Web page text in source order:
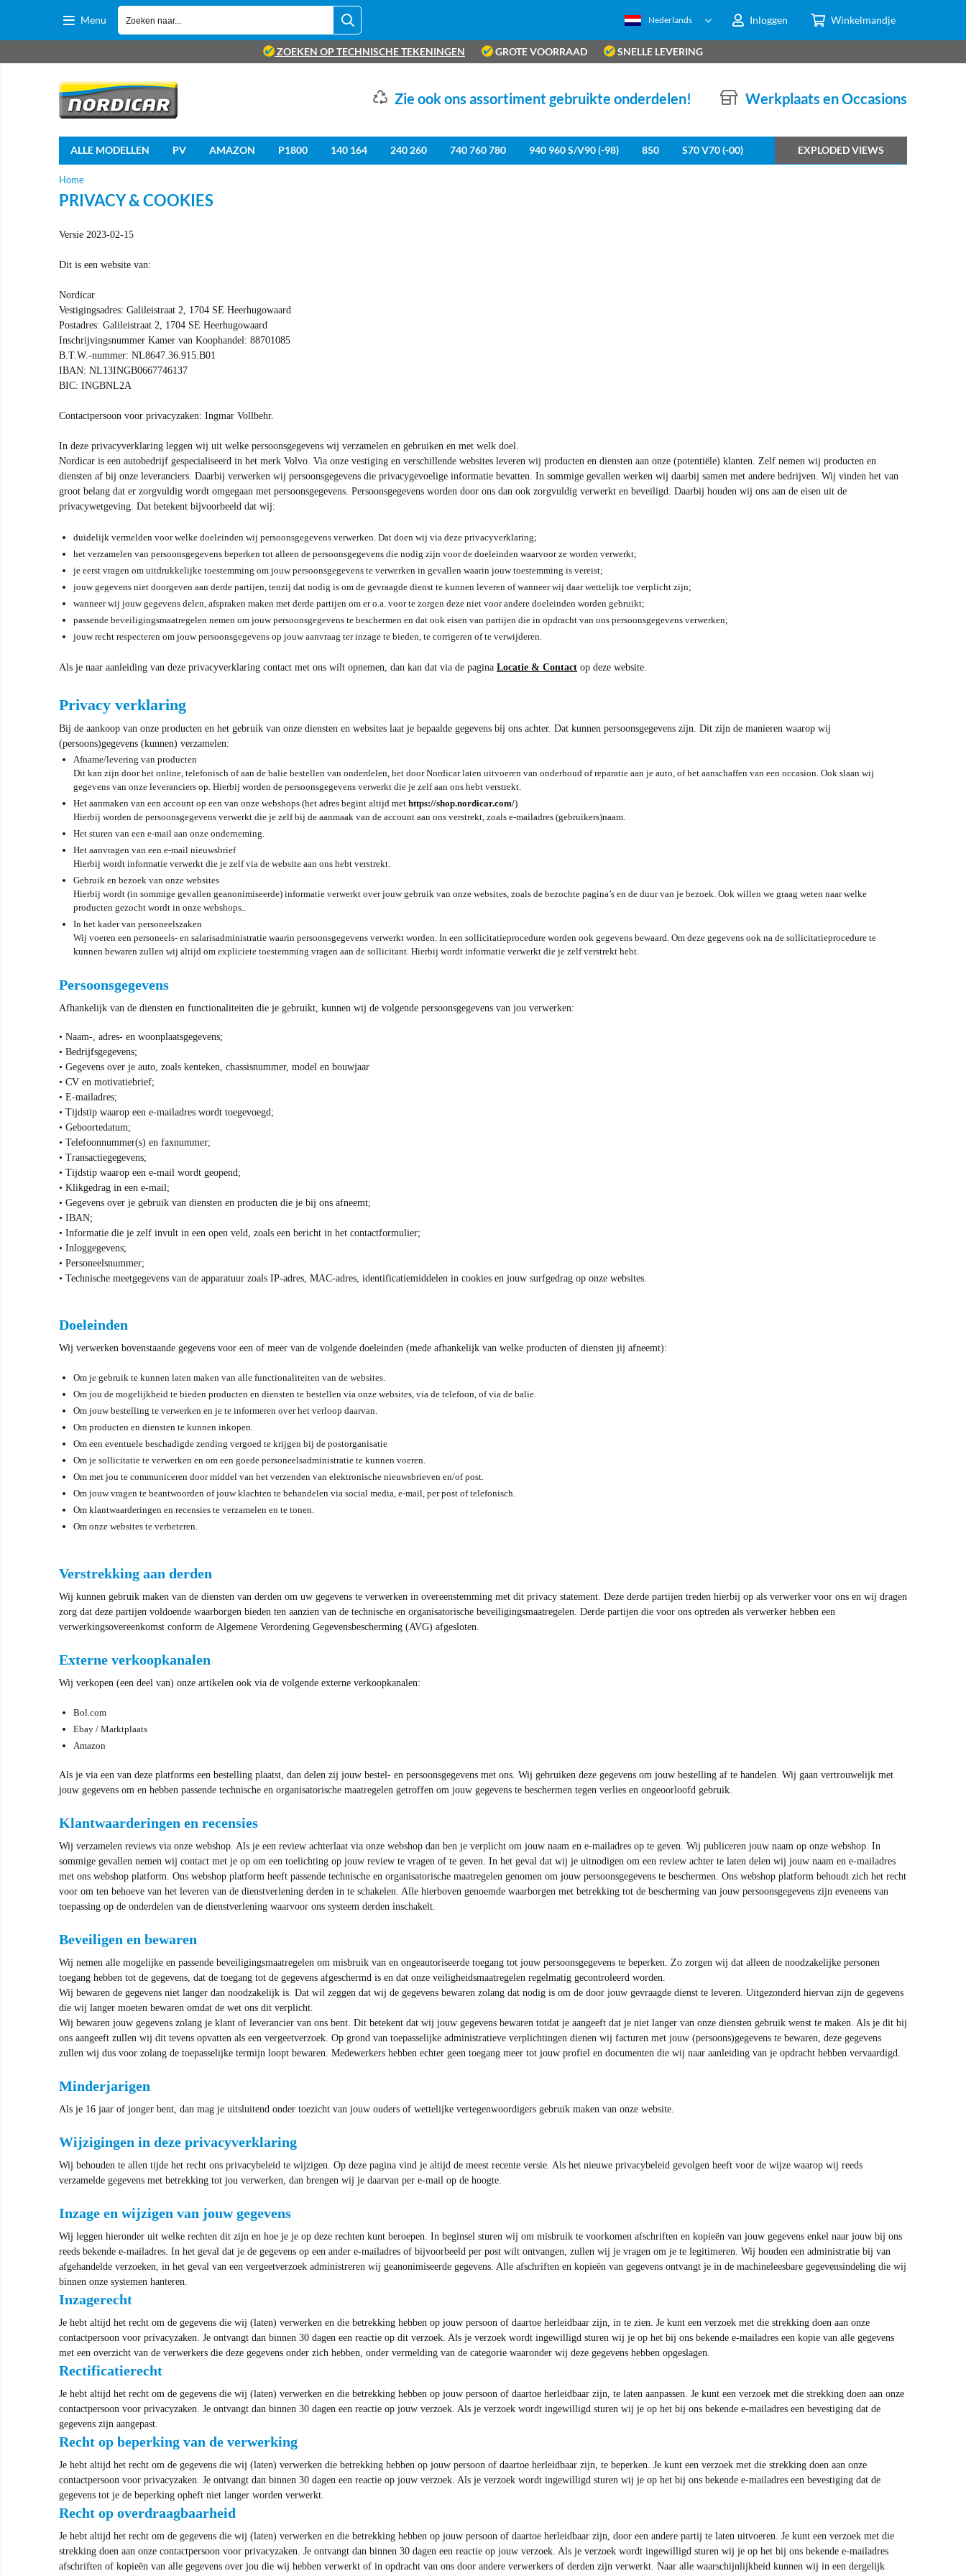
Menu Inloggen Winkelmandje
Nederlands
ZOEKEN OP TECHNISCHE TEKENINGEN GROTE VOORRAAD SNELLE LEVERING
Werkplaats en Occasions
Zie ook ons assortiment gebruikte onderdelen!
ALLE MODELLEN PV AMAZON P1800 140 164 240 260 740 760 780 940 960 S/V90 (-98) 850 S70 V70 (-00) EXPLODED VIEWS
Home
PRIVACY & COOKIES
Versie 2023-02-15
Dit is een website van:
Nordicar
Vestigingsadres: Galileistraat 2, 1704 SE Heerhugowaard
Postadres: Galileistraat 2, 1704 SE Heerhugowaard
Inschrijvingsnummer Kamer van Koophandel: 88701085
B.T.W.-nummer: NL8647.36.915.B01
IBAN: NL13INGB0667746137
BIC: INGBNL2A
Contactpersoon voor privacyzaken: Ingmar Vollbehr.
In deze privacyverklaring leggen wij uit welke persoonsgegevens wij verzamelen en gebruiken en met welk doel.
Nordicar is een autobedrijf gespecialiseerd in het merk Volvo. Via onze vestiging en verschillende websites leveren wij producten en diensten aan onze (potentiële) klanten. Zelf nemen wij producten en
diensten af bij onze leveranciers. Daarbij verwerken wij persoonsgegevens die privacygevoelige informatie bevatten. In sommige gevallen werken wij daarbij samen met andere bedrijven. Wij vinden het van
groot belang dat er zorgvuldig wordt omgegaan met persoonsgegevens. Persoonsgegevens worden door ons dan ook zorgvuldig verwerkt en beveiligd. Daarbij houden wij ons aan de eisen uit de
privacywetgeving. Dat betekent bijvoorbeeld dat wij:
duidelijk vermelden voor welke doeleinden wij persoonsgegevens verwerken. Dat doen wij via deze privacyverklaring;
het verzamelen van persoonsgegevens beperken tot alleen de persoonsgegevens die nodig zijn voor de doeleinden waarvoor ze worden verwerkt;
je eerst vragen om uitdrukkelijke toestemming om jouw persoonsgegevens te verwerken in gevallen waarin jouw toestemming is vereist;
jouw gegevens niet doorgeven aan derde partijen, tenzij dat nodig is om de gevraagde dienst te kunnen leveren of wanneer wij daar wettelijk toe verplicht zijn;
wanneer wij jouw gegevens delen, afspraken maken met derde partijen om er o.a. voor te zorgen deze niet voor andere doeleinden worden gebruikt;
passende beveiligingsmaatregelen nemen om jouw persoonsgegevens te beschermen en dat ook eisen van partijen die in opdracht van ons persoonsgegevens verwerken;
jouw recht respecteren om jouw persoonsgegevens op jouw aanvraag ter inzage te bieden, te corrigeren of te verwijderen.
Als je naar aanleiding van deze privacyverklaring contact met ons wilt opnemen, dan kan dat via de pagina Locatie & Contact op deze website.
Privacy verklaring
Bij de aankoop van onze producten en het gebruik van onze diensten en websites laat je bepaalde gegevens bij ons achter. Dat kunnen persoonsgegevens zijn. Dit zijn de manieren waarop wij
(persoons)gegevens (kunnen) verzamelen:
Afname/levering van producten
Dit kan zijn door het online, telefonisch of aan de balie bestellen van onderdelen, het door Nordicar laten uitvoeren van onderhoud of reparatie aan je auto, of het aanschaffen van een occasion. Ook slaan wij
gegevens van onze leveranciers op. Hierbij worden de persoonsgegevens verwerkt die je zelf aan ons hebt verstrekt.
Het aanmaken van een account op een van onze webshops (het adres begint altijd met https://shop.nordicar.com/)
Hierbij worden de persoonsgegevens verwerkt die je zelf bij de aanmaak van de account aan ons verstrekt, zoals e-mailadres (gebruikers)naam.
Het sturen van een e-mail aan onze onderneming.
Het aanvragen van een e-mail nieuwsbrief
Hierbij wordt informatie verwerkt die je zelf via de website aan ons hebt verstrekt.
Gebruik en bezoek van onze websites
Hierbij wordt (in sommige gevallen geanonimiseerde) informatie verwerkt over jouw gebruik van onze websites, zoals de bezochte pagina’s en de duur van je bezoek. Ook willen we graag weten naar welke
producten gezocht wordt in onze webshops..
In het kader van personeelszaken
Wij voeren een personeels- en salarisadministratie waarin persoonsgegevens verwerkt worden. In een sollicitatieprocedure worden ook gegevens bewaard. Om deze gegevens ook na de sollicitatieprocedure te
kunnen bewaren zullen wij altijd om expliciete toestemming vragen aan de sollicitant. Hierbij wordt informatie verwerkt die je zelf verstrekt hebt.
Persoonsgegevens
Afhankelijk van de diensten en functionaliteiten die je gebruikt, kunnen wij de volgende persoonsgegevens van jou verwerken:
• Naam-, adres- en woonplaatsgegevens;
• Bedrijfsgegevens;
• Gegevens over je auto, zoals kenteken, chassisnummer, model en bouwjaar
• CV en motivatiebrief;
• E-mailadres;
• Tijdstip waarop een e-mailadres wordt toegevoegd;
• Geboortedatum;
• Telefoonnummer(s) en faxnummer;
• Transactiegegevens;
• Tijdstip waarop een e-mail wordt geopend;
• Klikgedrag in een e-mail;
• Gegevens over je gebruik van diensten en producten die je bij ons afneemt;
• IBAN;
• Informatie die je zelf invult in een open veld, zoals een bericht in het contactformulier;
• Inloggegevens;
• Personeelsnummer;
• Technische meetgegevens van de apparatuur zoals IP-adres, MAC-adres, identificatiemiddelen in cookies en jouw surfgedrag op onze websites.
Doeleinden
Wij verwerken bovenstaande gegevens voor een of meer van de volgende doeleinden (mede afhankelijk van welke producten of diensten jij afneemt):
Om je gebruik te kunnen laten maken van alle functionaliteiten van de websites.
Om jou de mogelijkheid te bieden producten en diensten te bestellen via onze websites, via de telefoon, of via de balie.
Om jouw bestelling te verwerken en je te informeren over het verloop daarvan.
Om producten en diensten te kunnen inkopen.
Om een eventuele beschadigde zending vergoed te krijgen bij de postorganisatie
Om je sollicitatie te verwerken en om een goede personeelsadministratie te kunnen voeren.
Om met jou te communiceren door middel van het verzenden van elektronische nieuwsbrieven en/of post.
Om jouw vragen te beantwoorden of jouw klachten te behandelen via social media, e-mail, per post of telefonisch.
Om klantwaarderingen en recensies te verzamelen en te tonen.
Om onze websites te verbeteren.
Verstrekking aan derden
Wij kunnen gebruik maken van de diensten van derden om uw gegevens te verwerken in overeenstemming met dit privacy statement. Deze derde partijen treden hierbij op als verwerker voor ons en wij dragen
zorg dat deze partijen voldoende waarborgen bieden ten aanzien van de technische en organisatorische beveiligingsmaatregelen. Derde partijen die voor ons optreden als verwerker hebben een
verwerkingsovereenkomst conform de Algemene Verordening Gegevensbescherming (AVG) afgesloten.
Externe verkoopkanalen
Wij verkopen (een deel van) onze artikelen ook via de volgende externe verkoopkanalen:
Bol.com
Ebay / Marktplaats
Amazon
Als je via een van deze platforms een bestelling plaatst, dan delen zij jouw bestel- en persoonsgegevens met ons. Wij gebruiken deze gegevens om jouw bestelling af te handelen. Wij gaan vertrouwelijk met
jouw gegevens om en hebben passende technische en organisatorische maatregelen getroffen om jouw gegevens te beschermen tegen verlies en ongeoorloofd gebruik.
Klantwaarderingen en recensies
Wij verzamelen reviews via onze webshop. Als je een review achterlaat via onze webshop dan ben je verplicht om jouw naam en e-mailadres op te geven. Wij publiceren jouw naam op onze webshop. In
sommige gevallen nemen wij contact met je op om een toelichting op jouw review te vragen of te geven. In het geval dat wij je uitnodigen om een review achter te laten delen wij jouw naam en e-mailadres
met ons webshop platform. Ons webshop platform heeft passende technische en organisatorische maatregelen genomen om jouw persoonsgegevens te beschermen. Ons webshop platform behoudt zich het recht
voor om ten behoeve van het leveren van de dienstverlening derden in te schakelen. Alle hierboven genoemde waarborgen met betrekking tot de bescherming van jouw persoonsgegevens zijn eveneens van
toepassing op de onderdelen van de dienstverlening waarvoor ons systeem derden inschakelt.
Beveiligen en bewaren
Wij nemen alle mogelijke en passende beveiligingsmaatregelen om misbruik van en ongeautoriseerde toegang tot jouw persoonsgegevens te beperken. Zo zorgen wij dat alleen de noodzakelijke personen
toegang hebben tot de gegevens, dat de toegang tot de gegevens afgeschermd is en dat onze veiligheidsmaatregelen regelmatig gecontroleerd worden.
Wij bewaren de gegevens niet langer dan noodzakelijk is. Dat wil zeggen dat wij de gegevens bewaren zolang dat nodig is om de door jouw gevraagde dienst te leveren. Uitgezonderd hiervan zijn de gegevens
die wij langer moeten bewaren omdat de wet ons dit verplicht.
Wij bewaren jouw gegevens zolang je klant of leverancier van ons bent. Dit betekent dat wij jouw gegevens bewaren totdat je aangeeft dat je niet langer van onze diensten gebruik wenst te maken. Als je dit bij
ons aangeeft zullen wij dit tevens opvatten als een vergeetverzoek. Op grond van toepasselijke administratieve verplichtingen dienen wij facturen met jouw (persoons)gegevens te bewaren, deze gegevens
zullen wij dus voor zolang de toepasselijke termijn loopt bewaren. Medewerkers hebben echter geen toegang meer tot jouw profiel en documenten die wij naar aanleiding van je opdracht hebben vervaardigd.
Minderjarigen
Als je 16 jaar of jonger bent, dan mag je uitsluitend onder toezicht van jouw ouders of wettelijke vertegenwoordigers gebruik maken van onze website.
Wijzigingen in deze privacyverklaring
Wij behouden te allen tijde het recht ons privacybeleid te wijzigen. Op deze pagina vind je altijd de meest recente versie. Als het nieuwe privacybeleid gevolgen heeft voor de wijze waarop wij reeds
verzamelde gegevens met betrekking tot jou verwerken, dan brengen wij je daarvan per e-mail op de hoogte.
Inzage en wijzigen van jouw gegevens
Wij leggen hieronder uit welke rechten dit zijn en hoe je je op deze rechten kunt beroepen. In beginsel sturen wij om misbruik te voorkomen afschriften en kopieën van jouw gegevens enkel naar jouw bij ons
reeds bekende e-mailadres. In het geval dat je de gegevens op een ander e-mailadres of bijvoorbeeld per post wilt ontvangen, zullen wij je vragen om je te legitimeren. Wij houden een administratie bij van
afgehandelde verzoeken, in het geval van een vergeetverzoek administreren wij geanonimiseerde gegevens. Alle afschriften en kopieën van gegevens ontvangt je in de machineleesbare gegevensindeling die wij
binnen onze systemen hanteren.
Inzagerecht
Je hebt altijd het recht om de gegevens die wij (laten) verwerken en die betrekking hebben op jouw persoon of daartoe herleidbaar zijn, in te zien. Je kunt een verzoek met die strekking doen aan onze
contactpersoon voor privacyzaken. Je ontvangt dan binnen 30 dagen een reactie op dit verzoek. Als je verzoek wordt ingewilligd sturen wij je op het bij ons bekende e-mailadres een kopie van alle gegevens
met een overzicht van de verwerkers die deze gegevens onder zich hebben, onder vermelding van de categorie waaronder wij deze gegevens hebben opgeslagen.
Rectificatierecht
Je hebt altijd het recht om de gegevens die wij (laten) verwerken en die betrekking hebben op jouw persoon of daartoe herleidbaar zijn, te laten aanpassen. Je kunt een verzoek met die strekking doen aan onze
contactpersoon voor privacyzaken. Je ontvangt dan binnen 30 dagen een reactie op jouw verzoek. Als je verzoek wordt ingewilligd sturen wij je op het bij ons bekende e-mailadres een bevestiging dat de
gegevens zijn aangepast.
Recht op beperking van de verwerking
Je hebt altijd het recht om de gegevens die wij (laten) verwerken die betrekking hebben op jouw persoon of daartoe herleidbaar zijn, te beperken. Je kunt een verzoek met die strekking doen aan onze
contactpersoon voor privacyzaken. Je ontvangt dan binnen 30 dagen een reactie op jouw verzoek. Als je verzoek wordt ingewilligd sturen wij je op het bij ons bekende e-mailadres een bevestiging dat de
gegevens tot je de beperking opheft niet langer worden verwerkt.
Recht op overdraagbaarheid
Je hebt altijd het recht om de gegevens die wij (laten) verwerken en die betrekking hebben op jouw persoon of daartoe herleidbaar zijn, door een andere partij te laten uitvoeren. Je kunt een verzoek met die
strekking doen aan onze contactpersoon voor privacyzaken. Je ontvangt dan binnen 30 dagen een reactie op jouw verzoek. Als je verzoek wordt ingewilligd sturen wij je op het bij ons bekende e-mailadres
afschriften of kopieën van alle gegevens over jou die wij hebben verwerkt of in opdracht van ons door andere verwerkers of derden zijn verwerkt. Naar alle waarschijnlijkheid kunnen wij in een dergelijk